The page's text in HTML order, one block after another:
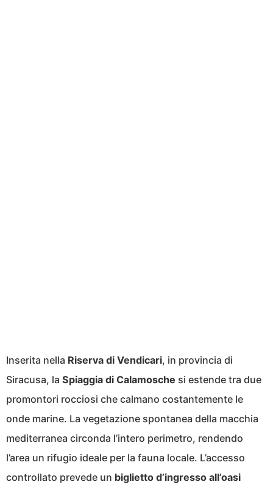
Inserita nella Riserva di Vendicari, in provincia di
Siracusa, la Spiaggia di Calamosche si estende tra due
promontori rocciosi che calmano costantemente le
onde marine. La vegetazione spontanea della macchia
mediterranea circonda l’intero perimetro, rendendo
l’area un rifugio ideale per la fauna locale. L’accesso
controllato prevede un biglietto d’ingresso all’oasi